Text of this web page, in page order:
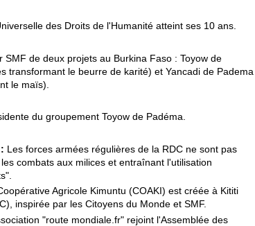
des Droits de l'Humanité atteint ses 10 ans.
SMF de deux projets au Burkina Faso : Toyow de
transformant le beurre de karité) et Yancadi de Padema
le maïs).
du groupement Toyow de Padéma.
Les forces armées régulières de la RDC ne sont pas
combats aux milices et entraînant l'utilisation
Agricole Kimuntu (COAKI) est créée à Kititi
inspirée par les Citoyens du Monde et SMF.
"route mondiale.fr" rejoint l'Assemblée des